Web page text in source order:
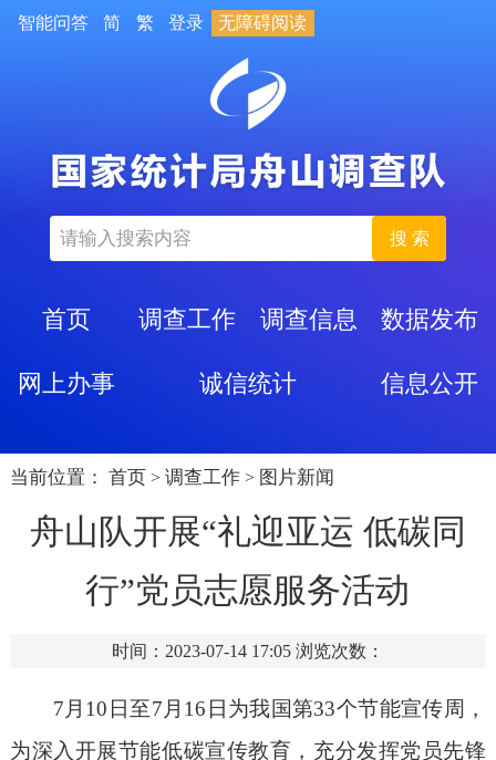
智能问答 简 繁 登录 无障碍阅读
搜 索
首页 调查工作 调查信息 数据发布
网上办事 诚信统计 信息公开
当前位置： 首页 > 调查工作 > 图片新闻
舟山队开展“礼迎亚运 低碳同
行”党员志愿服务活动
时间：2023-07-14 17:05 浏览次数：
7月10日至7月16日为我国第33个节能宣传周 ，
为深入开展节能低碳宣传教育，充分发挥党员先锋